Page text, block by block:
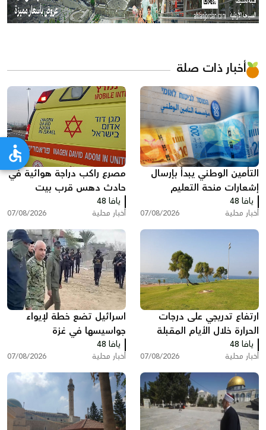
أخبار ذات صلة
التأمين الوطني يبدأ بإرسال
إشعارات منحة التعليم
يافا 48
أخبار محلية 07/08/2026
مصرع راكب دراجة هوائية في
حادث دهس قرب بيت
شيمش
يافا 48
أخبار محلية 07/08/2026
ارتفاع تدريجي على درجات
الحرارة خلال الأيام المقبلة
يافا 48
أخبار محلية 07/08/2026
اسرائيل تضع خطة لإيواء
جواسيسها في غزة
يافا 48
أخبار محلية 07/08/2026